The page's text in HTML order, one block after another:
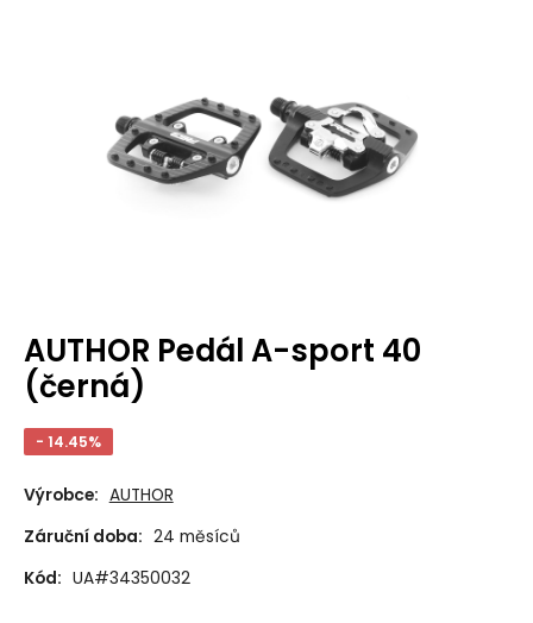
AUTHOR Pedál A-sport 40
(černá)
- 14.45%
Výrobce: AUTHOR
Záruční doba: 24 měsíců
Kód: UA#34350032